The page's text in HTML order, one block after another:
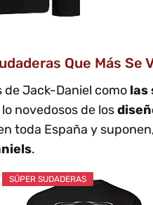
Que Más Se
Jack-Daniel como las
novedosos de los
toda España y
.
SÚPER SUDADERAS